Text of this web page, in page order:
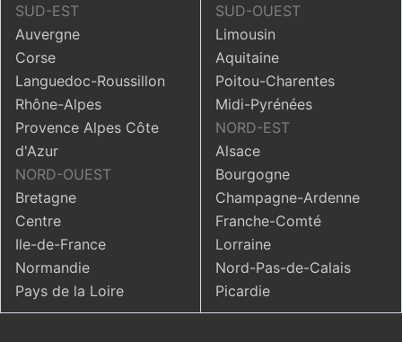
SUD-EST
Auvergne
Corse
Languedoc-Roussillon
Rhône-Alpes
Provence Alpes Côte
d'Azur
NORD-OUEST
Bretagne
Centre
Ile-de-France
Normandie
Pays de la Loire
SUD-OUEST
Limousin
Aquitaine
Poitou-Charentes
Midi-Pyrénées
NORD-EST
Alsace
Bourgogne
Champagne-Ardenne
Franche-Comté
Lorraine
Nord-Pas-de-Calais
Picardie